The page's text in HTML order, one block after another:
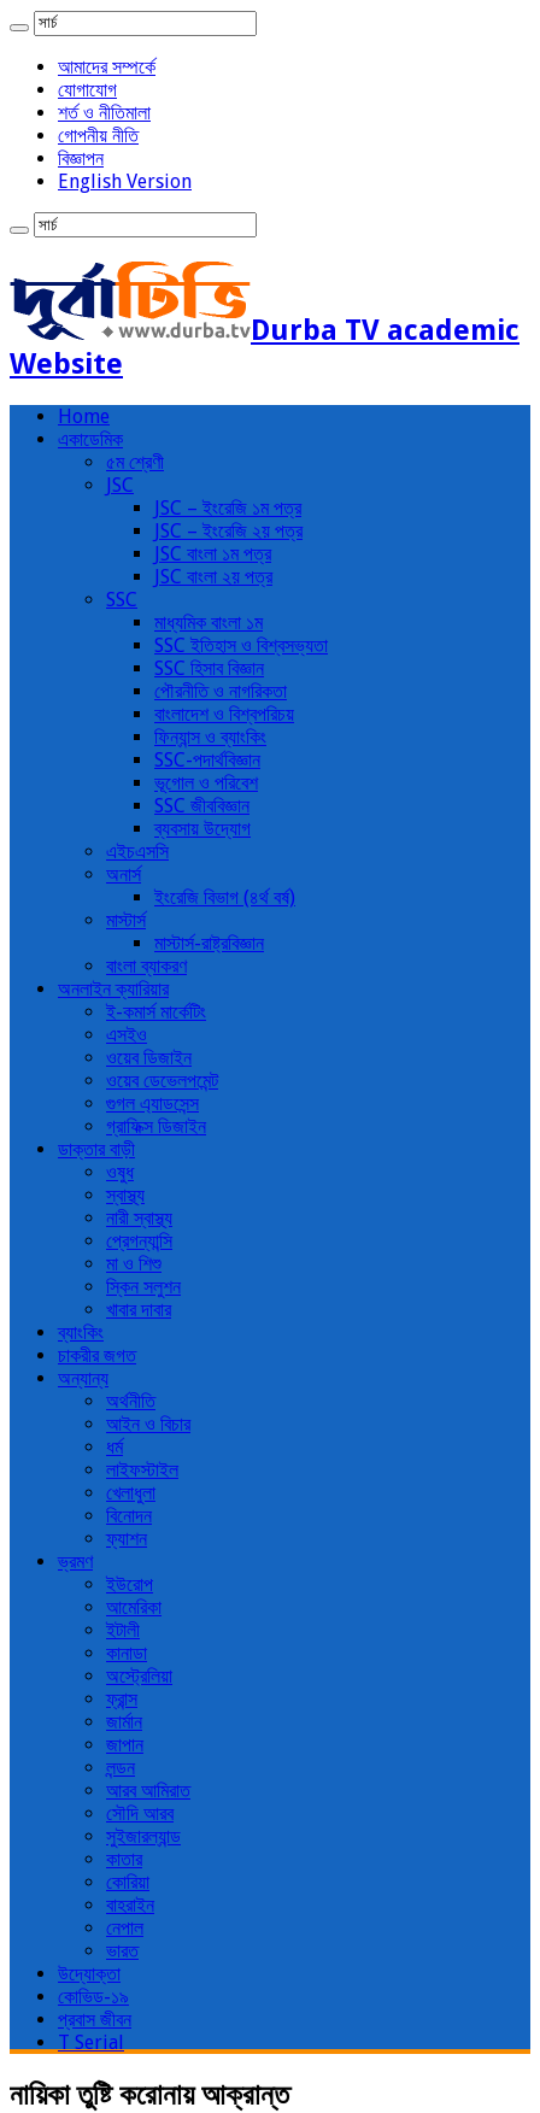
আমাদের সম্পর্কে
যোগাযোগ
শর্ত ও নীতিমালা
গোপনীয় নীতি
বিজ্ঞাপন
English Version
Durba TV academic
Website
Home
একাডেমিক
৫ম শ্রেণী
JSC
JSC – ইংরেজি ১ম পত্র
JSC – ইংরেজি ২য় পত্র
JSC বাংলা ১ম পত্র
JSC বাংলা ২য় পত্র
SSC
মাধ্যমিক বাংলা ১ম
SSC ইতিহাস ও বিশ্বসভ্যতা
SSC হিসাব বিজ্ঞান
পৌরনীতি ও নাগরিকতা
বাংলাদেশ ও বিশ্বপরিচয়
ফিন্যান্স ও ব্যাংকিং
SSC-পদার্থবিজ্ঞান
ভূগোল ও পরিবেশ
SSC জীববিজ্ঞান
ব্যবসায় উদ্যোগ
এইচএসসি
অনার্স
ইংরেজি বিভাগ (৪র্থ বর্ষ)
মাস্টার্স
মাস্টার্স-রাষ্ট্রবিজ্ঞান
বাংলা ব্যাকরণ
অনলাইন ক্যারিয়ার
ই-কমার্স মার্কেটিং
এসইও
ওয়েব ডিজাইন
ওয়েব ডেভেলপমেন্ট
গুগল এ্যাডসেন্স
গ্রাফিক্স ডিজাইন
ডাক্তার বাড়ী
ওষুধ
স্বাস্থ্য
নারী স্বাস্থ্য
প্রেগন্যান্সি
মা ও শিশু
স্কিন সলুশন
খাবার দাবার
ব্যাংকিং
চাকরীর জগত
অন্যান্য
অর্থনীতি
আইন ও বিচার
ধর্ম
লাইফস্টাইল
খেলাধুলা
বিনোদন
ফ্যাশন
ভ্রমণ
ইউরোপ
আমেরিকা
ইটালী
কানাডা
অস্ট্রেলিয়া
ফ্রান্স
জার্মান
জাপান
লন্ডন
আরব আমিরাত
সৌদি আরব
সুইজারল্যান্ড
কাতার
কোরিয়া
বাহরাইন
নেপাল
ভারত
উদ্যোক্তা
কোভিড-১৯
প্রবাস জীবন
T Serial
নায়িকা তুষ্টি করোনায় আক্রান্ত